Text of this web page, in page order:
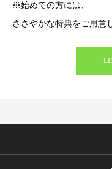
※始めての方には、
ささやかな特典をご用意